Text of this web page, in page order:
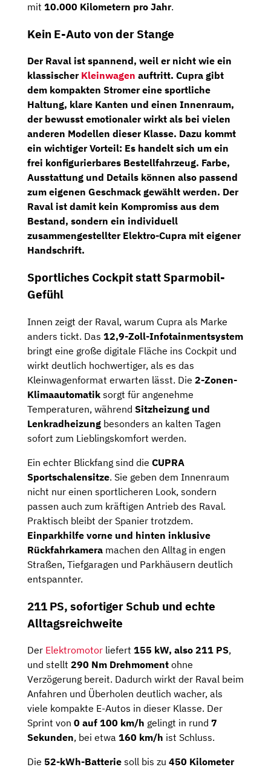
mit 10.000 Kilometern pro Jahr.
Kein E-Auto von der Stange
Der Raval ist spannend, weil er nicht wie ein
klassischer Kleinwagen auftritt. Cupra gibt
dem kompakten Stromer eine sportliche
Haltung, klare Kanten und einen Innenraum,
der bewusst emotionaler wirkt als bei vielen
anderen Modellen dieser Klasse. Dazu kommt
ein wichtiger Vorteil: Es handelt sich um ein
frei konfigurierbares Bestellfahrzeug. Farbe,
Ausstattung und Details können also passend
zum eigenen Geschmack gewählt werden. Der
Raval ist damit kein Kompromiss aus dem
Bestand, sondern ein individuell
zusammengestellter Elektro-Cupra mit eigener
Handschrift.
Sportliches Cockpit statt Sparmobil-
Gefühl
Innen zeigt der Raval, warum Cupra als Marke
anders tickt. Das 12,9-Zoll-Infotainmentsystem
bringt eine große digitale Fläche ins Cockpit und
wirkt deutlich hochwertiger, als es das
Kleinwagenformat erwarten lässt. Die 2-Zonen-
Klimaautomatik sorgt für angenehme
Temperaturen, während Sitzheizung und
Lenkradheizung besonders an kalten Tagen
sofort zum Lieblingskomfort werden.
Ein echter Blickfang sind die CUPRA
Sportschalensitze. Sie geben dem Innenraum
nicht nur einen sportlicheren Look, sondern
passen auch zum kräftigen Antrieb des Raval.
Praktisch bleibt der Spanier trotzdem.
Einparkhilfe vorne und hinten inklusive
Rückfahrkamera machen den Alltag in engen
Straßen, Tiefgaragen und Parkhäusern deutlich
entspannter.
211 PS, sofortiger Schub und echte
Alltagsreichweite
Der Elektromotor liefert 155 kW, also 211 PS,
und stellt 290 Nm Drehmoment ohne
Verzögerung bereit. Dadurch wirkt der Raval beim
Anfahren und Überholen deutlich wacher, als
viele kompakte E-Autos in dieser Klasse. Der
Sprint von 0 auf 100 km/h gelingt in rund 7
Sekunden, bei etwa 160 km/h ist Schluss.
Die 52-kWh-Batterie soll bis zu 450 Kilometer